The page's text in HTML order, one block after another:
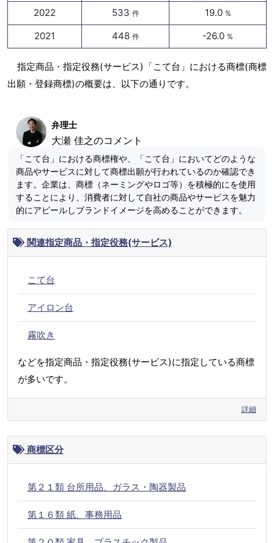
2022 533 件 19.0 %
2021 448 件 -26.0 %
指定商品・指定役務(サービス)「こて台」における商標(商標
出願・登録商標)の概要は、以下の通りです。
弁理士
大瀬 佳之のコメント
「こて台」における商標権や、「こて台」においてどのような
商品やサービスに対して商標出願が行われているのか確認でき
ます。企業は、商標（ネーミングやロゴ等）を積極的にを使用
することにより、消費者に対して自社の商品やサービスを魅力
的にアピールしブランドイメージを高めることができます。
関連指定商品・指定役務(サービス)
こて台
アイロン台
霧吹き
などを指定商品・指定役務(サービス)に指定している商標
が多いです。
詳細
商標区分
第２１類 台所用品、ガラス・陶器製品
第１６類 紙、事務用品